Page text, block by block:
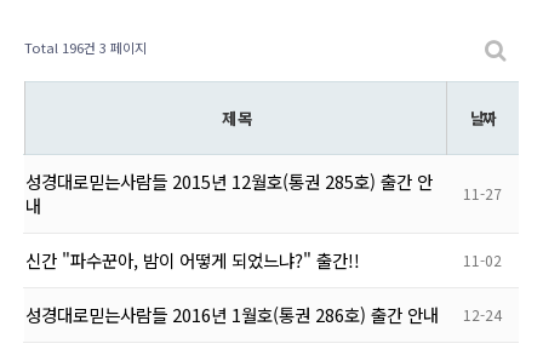
Total 196건 3 페이지
제 목 날짜
성경대로믿는사람들 2015년 12월호(통권 285호) 출간 안
내
11-27
신간 "파수꾼아, 밤이 어떻게 되었느냐?" 출간!! 11-02
성경대로믿는사람들 2016년 1월호(통권 286호) 출간 안내 12-24